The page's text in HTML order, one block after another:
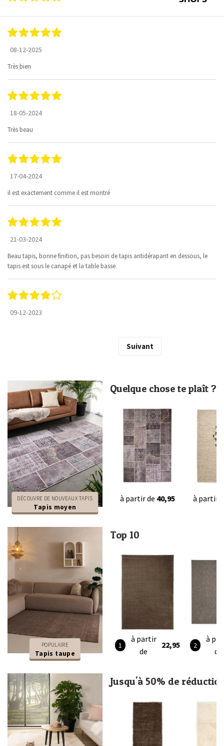
08-12-2025
Très bien
18-05-2024
Très beau
17-04-2024
il est exactement comme il est montré
21-03-2024
Beau tapis, bonne finition, pas besoin de tapis antidérapant en dessous, le
tapis est sous le canapé et la table basse.
09-12-2023
Suivant
DÉCOUVRE DE NOUVEAUX TAPIS
Tapis moyen
Quelque chose te plaît ?
à partir de 40,95 à partir
POPULAIRE
Tapis taupe
Top 10
à partir
de
22,95
à
de
Jusqu'à 50% de